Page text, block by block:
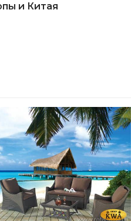
и Китая